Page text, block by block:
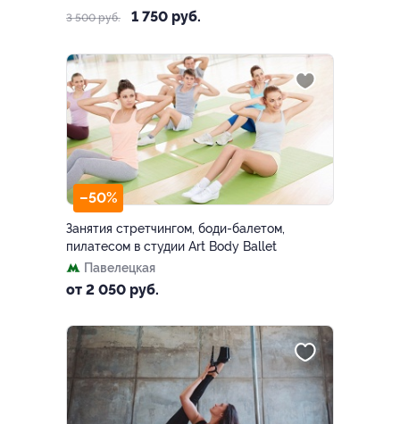
3 500 руб. 1 750 руб.
–50%
Занятия стретчингом, боди-балетом,
пилатесом в студии Art Body Ballet
Павелецкая
от 2 050 руб.